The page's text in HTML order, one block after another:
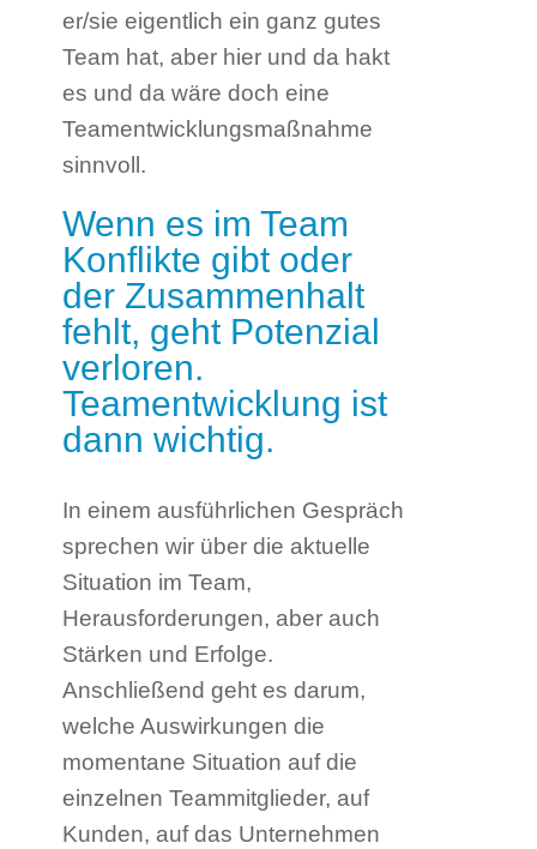
er/sie eigentlich ein ganz gutes
Team hat, aber hier und da hakt
es und da wäre doch eine
Teamentwicklungsmaßnahme
sinnvoll.
Wenn es im Team
Konflikte gibt oder
der Zusammenhalt
fehlt, geht Potenzial
verloren.
Teamentwicklung ist
dann wichtig.
In einem ausführlichen Gespräch
sprechen wir über die aktuelle
Situation im Team,
Herausforderungen, aber auch
Stärken und Erfolge.
Anschließend geht es darum,
welche Auswirkungen die
momentane Situation auf die
einzelnen Teammitglieder, auf
Kunden, auf das Unternehmen